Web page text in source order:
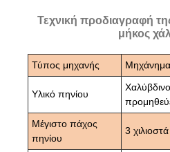
Τεχνική προδιαγραφή
μήκος
Τύπος μηχανής
Υλικό πηνίου
Μέγιστο πάχος
πηνίου
3 χιλιοστά